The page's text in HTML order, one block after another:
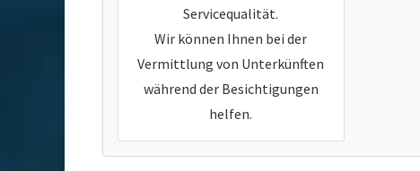
Servicequalität.
Wir können Ihnen bei der
Vermittlung von Unterkünften
während der Besichtigungen
helfen.